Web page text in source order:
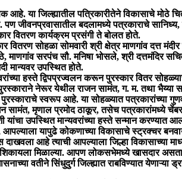
आहे. या जिल्ह्यातील पत्रिकारीतेने विकासाचे
जीवनप्रवासातील बदलामध्ये पत्रकाराचे
वितरण कार्यक्रम प्रसंगी ते बोलत होते.
वितरण सोहळा सोमवारी श्री क्षेत्र माणगांव दत्त
माणगांव सरपंच सौ. मनिषा भोसले, श्री दत्तमंदिर
मान्यवर उपस्थित होते.
हस्ते द्विपप्रज्वलन करून पुरस्कार वितर
नेरूर येथील राजन सामंत, ग. म. तथा
स्वरूप आहे. या सोहळ्यात पत्रकारांच्या
मृणाल प्रमोद ठाकूर, तसेच पत्रकारांमध्ये चेंबर
यांचा उपस्थित मान्यवरांच्या हस्ते सन्मान करण्यात
यापुढे कोकणाच्या विकासाचे स्ट्रक्चर
दाखवला आहे त्याची आपल्याला जिल्हा विकासाच्या
मिळाल्या. आपण लोकसभेमध्ये खासदार
वतीने सिंधुदुर्ग जिल्ह्यात राबविण्यात